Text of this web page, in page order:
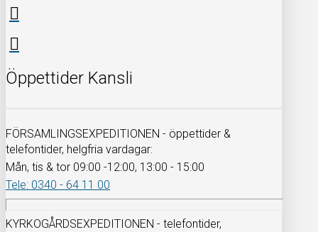
Öppettider Kansli
FÖRSAMLINGSEXPEDITIONEN - öppettider &
telefontider, helgfria vardagar:
Mån, tis & tor 09:00 -12:00, 13:00 - 15:00
Tele: 0340 - 64 11 00
KYRKOGÅRDSEXPEDITIONEN - telefontider,